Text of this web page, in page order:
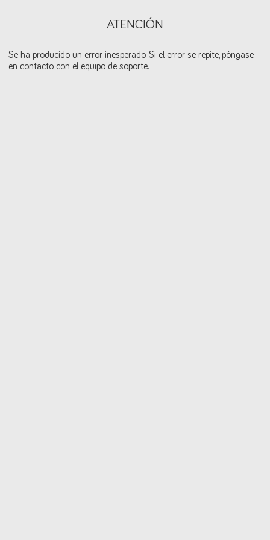
ATENCIÓN
Se ha producido un error inesperado. Si el error se repite, póngase
en contacto con el equipo de soporte.